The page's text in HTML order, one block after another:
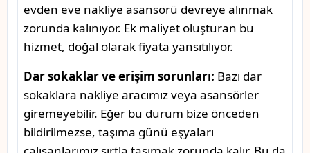
evden eve nakliye asansörü devreye alınmak
zorunda kalınıyor. Ek maliyet oluşturan bu
hizmet, doğal olarak fiyata yansıtılıyor.
Dar sokaklar ve erişim sorunları: Bazı dar
sokaklara nakliye aracımız veya asansörler
giremeyebilir. Eğer bu durum bize önceden
bildirilmezse, taşıma günü eşyaları